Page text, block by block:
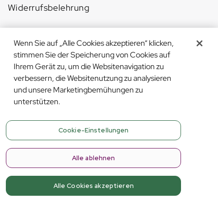
Widerrufsbelehrung
Deine Daten sind bei uns sicher
Verifiziertes Gesundheitswissen
Zahlungsarten
Wenn Sie auf „Alle Cookies akzeptieren“ klicken,
stimmen Sie der Speicherung von Cookies auf
Ihrem Gerät zu, um die Websitenavigation zu
verbessern, die Websitenutzung zu analysieren
und unsere Marketingbemühungen zu
unterstützen.
Cookie-Einstellungen
Alle ablehnen
Alle Cookies akzeptieren